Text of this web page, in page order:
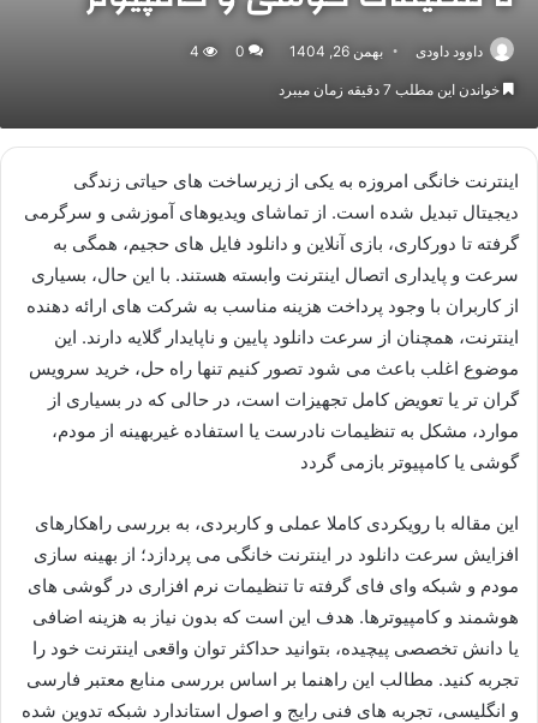
داوود داودی بهمن 26, 1404 0
4
خواندن این مطلب 7 دقیقه زمان میبرد
اینترنت خانگی امروزه به یکی از زیرساخت های حیاتی زندگی
دیجیتال تبدیل شده است. از تماشای ویدیوهای آموزشی و سرگرمی
گرفته تا دورکاری، بازی آنلاین و دانلود فایل های حجیم، همگی به
سرعت و پایداری اتصال اینترنت وابسته هستند. با این حال، بسیاری
از کاربران با وجود پرداخت هزینه مناسب به شرکت های ارائه دهنده
اینترنت، همچنان از سرعت دانلود پایین و ناپایدار گلایه دارند. این
موضوع اغلب باعث می شود تصور کنیم تنها راه حل، خرید سرویس
گران تر یا تعویض کامل تجهیزات است، در حالی که در بسیاری از
موارد، مشکل به تنظیمات نادرست یا استفاده غیربهینه از مودم،
گوشی یا کامپیوتر بازمی گردد
این مقاله با رویکردی کاملا عملی و کاربردی، به بررسی راهکارهای
افزایش سرعت دانلود در اینترنت خانگی می پردازد؛ از بهینه سازی
مودم و شبکه وای فای گرفته تا تنظیمات نرم افزاری در گوشی های
هوشمند و کامپیوترها. هدف این است که بدون نیاز به هزینه اضافی
یا دانش تخصصی پیچیده، بتوانید حداکثر توان واقعی اینترنت خود را
تجربه کنید. مطالب این راهنما بر اساس بررسی منابع معتبر فارسی
و انگلیسی، تجربه های فنی رایج و اصول استاندارد شبکه تدوین شده